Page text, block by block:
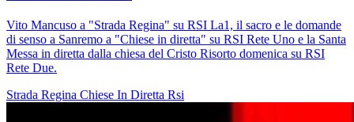
Vito Mancuso a "Strada Regina" su RSI La1, il sacro e le domande
di senso a Sanremo a "Chiese in diretta" su RSI Rete Uno e la Santa
Messa in diretta dalla chiesa del Cristo Risorto domenica su RSI
Rete Due.
Strada Regina Chiese In Diretta Rsi